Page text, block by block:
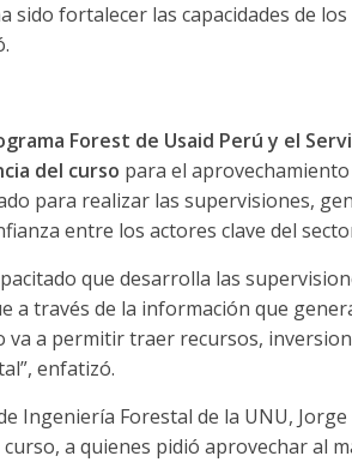
fortalecer las capacidades de
Forest de Usaid Perú y el
del curso para el
para realizar las supervisiones,
entre los actores clave del
que desarrolla las
a través de la información que
va a permitir traer recursos,
enfatizó.
Ingeniería Forestal de la UNU,
a quienes pidió aprovechar al